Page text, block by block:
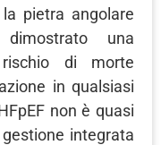
pietra angolare
una
di morte
in qualsiasi
non è quasi
integrata